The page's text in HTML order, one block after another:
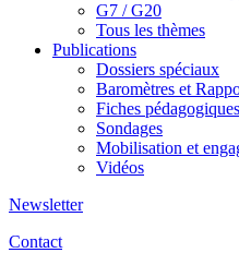
G7 / G20
Tous les thèmes
Publications
Dossiers spéciaux
Baromètres et
Fiches pédagogiques
Sondages
Mobilisation et
Vidéos
Newsletter
Contact